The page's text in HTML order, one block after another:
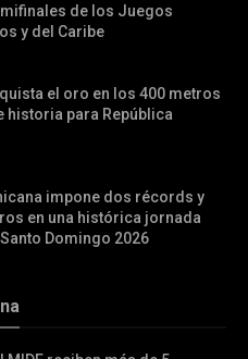
de los Juegos
y del Caribe
el oro en los 400 metros
historia para República
impone dos récords y
en una histórica jornada
Domingo 2026